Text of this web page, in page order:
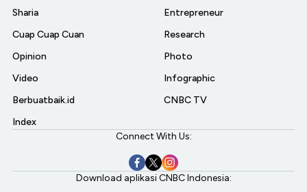
Sharia
Cuap Cuap Cuan
Opinion
Video
Berbuatbaik.id
Index
Entrepreneur
Research
Photo
Infographic
CNBC TV
Connect With Us:
Download aplikasi CNBC Indonesia: